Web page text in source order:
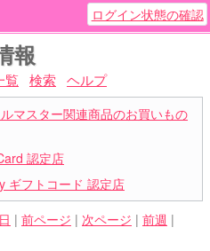
ログイン状態の確認
報
覧 検索 ヘルプ
マスター関連商品のお買いもの
認定店
ギフトコード 認定店
| 前ページ | 次ページ | 前週 |